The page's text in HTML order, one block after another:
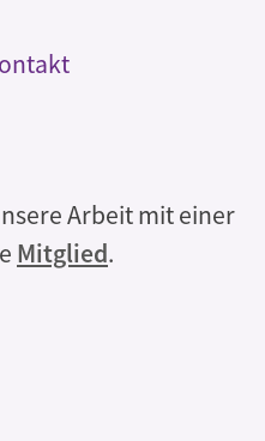
Arbeit mit einer
Mitglied.